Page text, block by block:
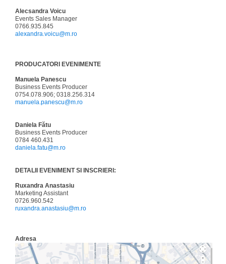
Alecsandra Voicu
Events Sales Manager
0766.935.845
alexandra.voicu@m.ro
PRODUCATORI EVENIMENTE
Manuela Panescu
Business Events Producer
0754.078.906; 0318.256.314
manuela.panescu@m.ro
Daniela Fătu
Business Events Producer
0784 460.431
daniela.fatu@m.ro
DETALII EVENIMENT SI INSCRIERI:
Ruxandra Anastasiu
Marketing Assistant
0726.960.542
ruxandra.anastasiu@m.ro
Adresa